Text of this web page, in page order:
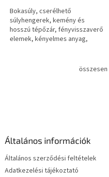
0,0
csillag.
Bokasúly, cserélhető
súlyhengerek, kemény és
hosszú tépőzár, fényvisszaverő
elemek, kényelmes anyag,
összesen
Általános információk
Általános szerződési feltételek
Adatkezelési tájékoztató